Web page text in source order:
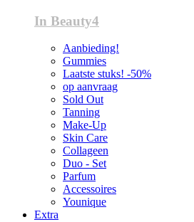
In Beauty4
Aanbieding!
Gummies
Laatste stuks! -50%
op aanvraag
Sold Out
Tanning
Make-Up
Skin Care
Collageen
Duo - Set
Parfum
Accessoires
Younique
Extra